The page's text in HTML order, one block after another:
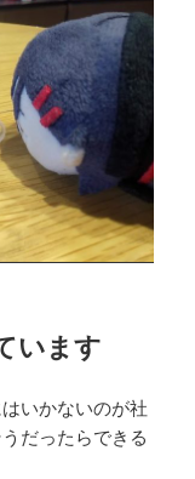
います
いかないのが社
だったらできる